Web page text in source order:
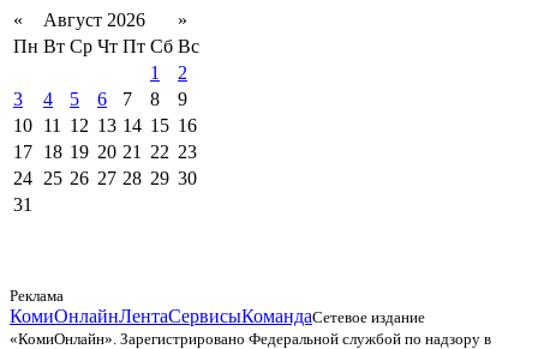
« Август 2026
»
Пн Вт Ср Чт Пт Сб Вс
1
2
3
4 5 6 7 8
9
10 11 12 13 14 15 16
17 18 19 20 21 22 23
24 25 26 27 28 29 30
31
Реклама
КомиОнлайнЛентаСервисыКомандаСетевое издание
«КомиОнлайн». Зарегистрировано Федеральной службой по надзору в